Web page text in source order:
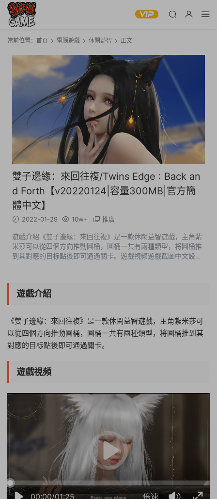
當前位置： 首頁 電腦遊戲 休閑益智 正文
雙子邊緣：來回往複/Twins Edge : Back an
d Forth【v20220124|容量300MB|官方簡
體中文】
2022-01-29 10w+ 推廣
遊戲介紹《雙子邊緣：來回往複》是一款休閑益智遊戲，主角紮
米莎可以從四個方向推動圓桶，圓桶一共有兩種類型，将圓桶推
到其對應的目标點後即可通過關卡。遊戲視頻遊戲截圖中文設置
遊戲介紹
《雙子邊緣：來回往複》是一款休閑益智遊戲，主角紮米莎可
以從四個方向推動圓桶，圓桶一共有兩種類型，将圓桶推到其
對應的目标點後即可通過關卡。
遊戲視頻
00:00/01:25 倍速